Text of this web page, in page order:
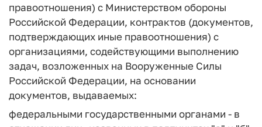
правоотношения) с Министерством обороны
Российской Федерации, контрактов (документов,
подтверждающих иные правоотношения) с
организациями, содействующими выполнению
задач, возложенных на Вооруженные Силы
Российской Федерации, на основании
документов, выдаваемых:
федеральными государственными органами - в